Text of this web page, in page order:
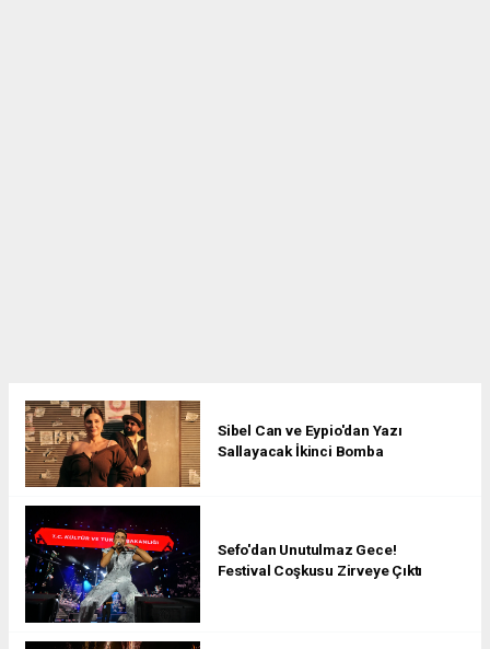
Sibel Can ve Eypio'dan Yazı
Sallayacak İkinci Bomba
Sefo'dan Unutulmaz Gece!
Festival Coşkusu Zirveye Çıktı